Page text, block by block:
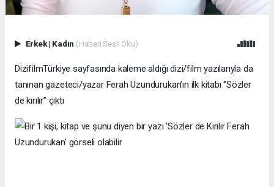
Erkek| Kadın (Haberi Sesli Oku)
DizifilmTürkiye sayfasında kaleme aldığı dizi/film yazılarıyla da
tanınan gazeteci/yazar Ferah Uzundurukan’ın ilk kitabı ‘’Sözler
de kırılır’’ çıktı